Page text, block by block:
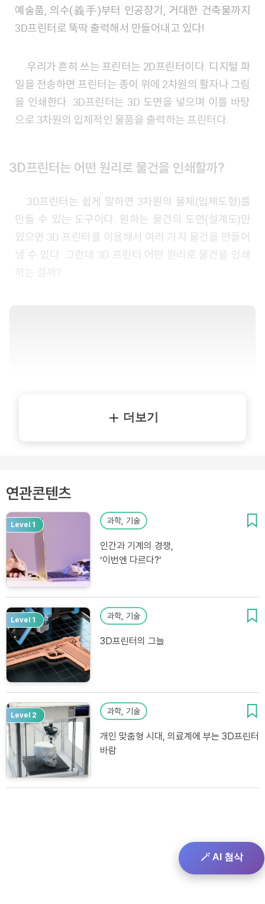
예술품, 의수(義手)부터 인공장기, 거대한 건축물까지
3D프린터로 뚝딱 출력해서 만들어내고 있다!
우리가 흔히 쓰는 프린터는 2D프린터이다. 디지털 파
일을 전송하면 프린터는 종이 위에 2차원의 활자나 그림
을 인쇄한다. 3D프린터는 3D 도면을 넣으며 이를 바탕
으로 3차원의 입체적인 물품을 출력하는 프린터다.
3D프린터는 어떤 원리로 물건을 인쇄할까?
3D프린터는 쉽게 말하면 3차원의 물체(입체도형)를
만들 수 있는 도구이다. 원하는 물건의 도면(설계도)만
있으면 3D 프린터를 이용해서 여러 가지 물건을 만들어
낼 수 있다. 그런데 3D 프린터 어떤 원리로 물건을 인쇄
하는 걸까?
더보기
연관콘텐츠
Level 1 과학, 기술
인간과 기계의 경쟁,
‘이번엔 다르다?’
Level 1 과학, 기술
3D프린터의 그늘
Level 2 과학, 기술
개인 맞춤형 시대, 의료계에 부는 3D프린터
바람
🪄 AI 첨삭